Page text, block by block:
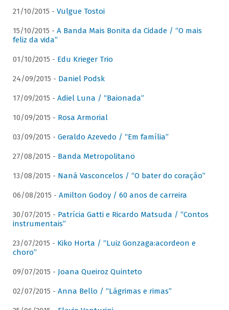
21/10/2015 - Vulgue Tostoi
15/10/2015 - A Banda Mais Bonita da Cidade / “O mais
feliz da vida”
01/10/2015 - Edu Krieger Trio
24/09/2015 - Daniel Podsk
17/09/2015 - Adiel Luna / “Baionada”
10/09/2015 - Rosa Armorial
03/09/2015 - Geraldo Azevedo / “Em família”
27/08/2015 - Banda Metropolitano
13/08/2015 - Naná Vasconcelos / “O bater do coração”
06/08/2015 - Amilton Godoy / 60 anos de carreira
30/07/2015 - Patrícia Gatti e Ricardo Matsuda / “Contos
instrumentais”
23/07/2015 - Kiko Horta / “Luiz Gonzaga:acordeon e
choro”
09/07/2015 - Joana Queiroz Quinteto
02/07/2015 - Anna Bello / “Lágrimas e rimas”